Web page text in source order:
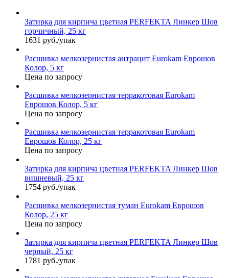
Затирка для кирпича цветная PERFEKTA Линкер Шов
горчичный, 25 кг
1631 руб./упак
Расшивка мелкозернистая антрацит Eurokam Еврошов
Колор, 5 кг
Цена по запросу
Расшивка мелкозернистая терракотовая Eurokam
Еврошов Колор, 5 кг
Цена по запросу
Расшивка мелкозернистая терракотовая Eurokam
Еврошов Колор, 25 кг
Цена по запросу
Затирка для кирпича цветная PERFEKTA Линкер Шов
вишневый, 25 кг
1754 руб./упак
Расшивка мелкозернистая туман Eurokam Еврошов
Колор, 25 кг
Цена по запросу
Затирка для кирпича цветная PERFEKTA Линкер Шов
черный, 25 кг
1781 руб./упак